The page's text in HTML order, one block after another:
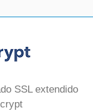
SSL extendido